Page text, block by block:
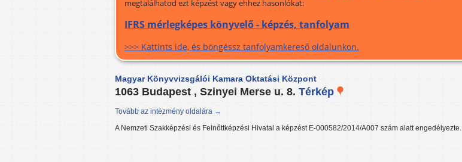
megtalálhatod ezt képzést vagy ehhez hasonlókat:
IFRS mérlegképes könyvelő - képzés, tanfolyam
>>> Kattints ide, és böngéssz tanfolyamkereső oldalunkon.
Magyar Könyvvizsgálói Kamara Oktatási Központ
1063 Budapest , Szinyei Merse u. 8. Térkép
Tovább az intézmény oldalára →
A Nemzeti Szakképzési és Felnőttképzési Hivatal a képzést E-000582/2014/A007 szám alatt engedélyezte.